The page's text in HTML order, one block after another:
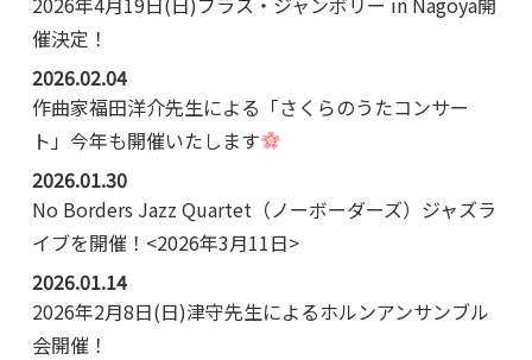
催決定！
2026.02.04
作曲家福田洋介先生による「さくらのうたコンサー
ト」今年も開催いたします
2026.01.30
No Borders Jazz Quartet（ノーボーダーズ）ジャズラ
イブを開催！<2026年3月11日>
2026.01.14
2026年2月8日(日)津守先生によるホルンアンサンブル
会開催！